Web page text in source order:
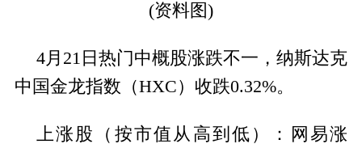
(资料图)
4月21日热门中概股涨跌不一，纳斯达克
中国金龙指数（HXC）收跌0.32%。
上涨股（按市值从高到低）：网易涨